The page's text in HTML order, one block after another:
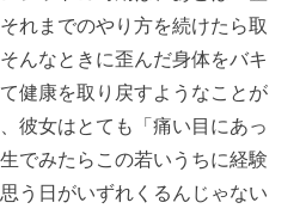
れまでのやり方を続けたら取
んなときに歪んだ身体をバキ
健康を取り戻すようなことが
彼女はとても「痛い目にあっ
でみたらこの若いうちに経験
う日がいずれくるんじゃない